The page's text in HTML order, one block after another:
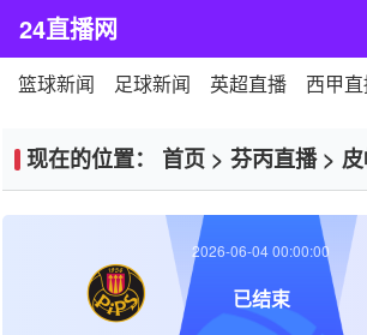
24直播网
篮球新闻 足球新闻 英超直播 西甲
现在的位置： 首页 > 芬丙直播>
2026-06-04 00:00:00
已结束